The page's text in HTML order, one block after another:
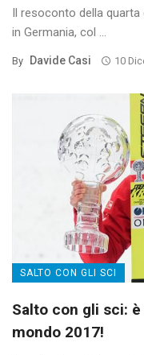
Il resoconto della quarta
in Germania, col ...
By Davide Casi 10
SALTO CON GLI SCI
Salto con gli sci:
mondo 2017!